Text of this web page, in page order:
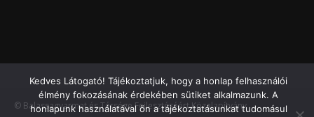
© Balassagyarmat és Térsége Fejlesztéséért Közalapítvány
Kedves Látogató! Tájékoztatjuk, hogy a honlap felhasználói
élmény fokozásának érdekében sütiket alkalmazunk. A
honlapunk használatával ön a tájékoztatásunkat tudomásul